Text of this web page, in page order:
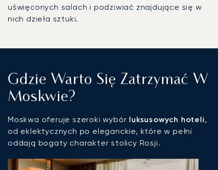
uświęconych salach i podziwiać znajdujące się w
nich dzieła sztuki.
Gdzie Warto Się Zatrzymać W
Moskwie?
Moskwa oferuje szeroki wybór luksusowych hoteli,
od eklektycznych po eleganckie, które w pełni
oddają bogaty charakter stolicy Rosji.